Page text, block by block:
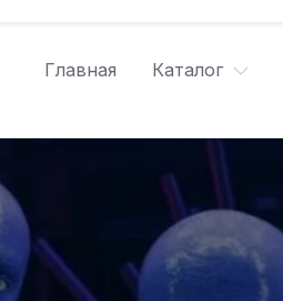
Главная Каталог